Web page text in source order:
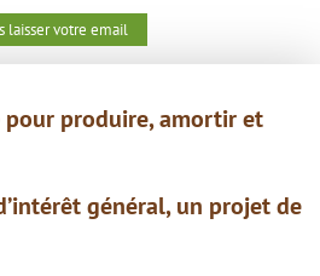
laisser votre email
pour produire,amortir et
général, un projet de